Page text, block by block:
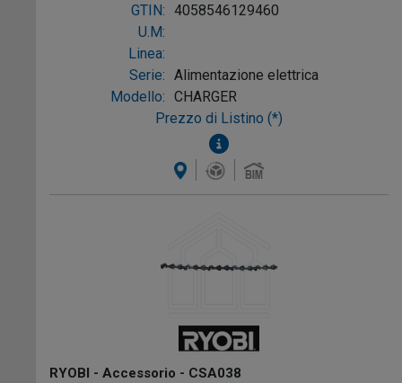
misurazione laser.
GTIN: 4058546129460
U.M:
Linea:
Serie: Alimentazione elettrica
Modello: CHARGER
Prezzo di Listino (*)
RYOBI - Accessorio - CSA038